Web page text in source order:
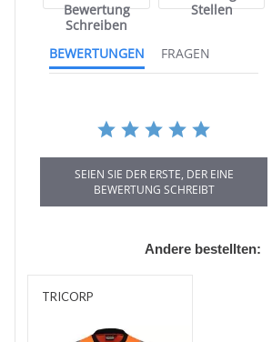
Bewertung
Schreiben
Stellen
BEWERTUNGEN FRAGEN
SEIEN SIE DER ERSTE, DER EINE
BEWERTUNG SCHREIBT
Andere bestellten:
TRICORP